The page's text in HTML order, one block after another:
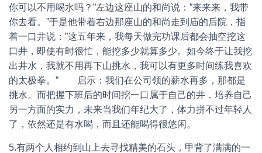
你可以不用喝水吗？”左边这座山的和尚说：”来来来，我带
你去看。”于是他带着右边那座山的和尚走到庙的后院，指
着一口井说：”这五年来，我每天做完功课后都会抽空挖这
口井，即使有时很忙，能挖多少就算多少。如今终于让我挖
出井水，我就不用再下山挑水，我可以有更多时间练我喜欢
的太极拳。” 启示：我们在公司领的薪水再多，那都是
挑水。而把握下班后的时间挖一口属于自己的井，培养自己
另一方面的实力，未来当我们年纪大了，体力拼不过年轻人
了，依然还是有水喝，而且还能喝得很悠闲。
5.有两个人相约到山上去寻找精美的石头，甲背了满满的一